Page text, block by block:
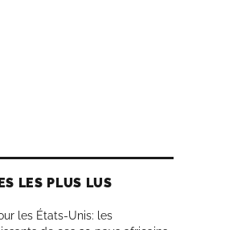
LES PLUS LUS
les États-Unis: les